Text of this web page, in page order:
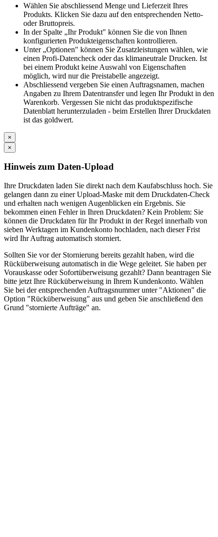
Wählen Sie abschliessend Menge und Lieferzeit Ihres
Produkts. Klicken Sie dazu auf den entsprechenden Netto-
oder Bruttopreis.
In der Spalte „Ihr Produkt" können Sie die von Ihnen
konfigurierten Produkteigenschaften kontrollieren.
Unter „Optionen" können Sie Zusatzleistungen wählen, wie
einen Profi-Datencheck oder das klimaneutrale Drucken. Ist
bei einem Produkt keine Auswahl von Eigenschaften
möglich, wird nur die Preistabelle angezeigt.
Abschliessend vergeben Sie einen Auftragsnamen, machen
Angaben zu Ihrem Datentransfer und legen Ihr Produkt in den
Warenkorb. Vergessen Sie nicht das produktspezifische
Datenblatt herunterzuladen - beim Erstellen Ihrer Druckdaten
ist das goldwert.
×
×
Hinweis zum Daten-Upload
Ihre Druckdaten laden Sie direkt nach dem Kaufabschluss hoch. Sie
gelangen dann zu einer Upload-Maske mit dem Druckdaten-Check
und erhalten nach wenigen Augenblicken ein Ergebnis. Sie
bekommen einen Fehler in Ihren Druckdaten? Kein Problem: Sie
können die Druckdaten für Ihr Produkt in der Regel innerhalb von
sieben Werktagen im Kundenkonto hochladen, nach dieser Frist
wird Ihr Auftrag automatisch storniert.
Sollten Sie vor der Stornierung bereits gezahlt haben, wird die
Rücküberweisung automatisch in die Wege geleitet. Sie haben per
Vorauskasse oder Sofortüberweisung gezahlt? Dann beantragen Sie
bitte jetzt Ihre Rücküberweisung in Ihrem Kundenkonto. Wählen
Sie bei der entsprechenden Auftragsnummer unter "Aktionen" die
Option "Rücküberweisung" aus und geben Sie anschließend den
Grund "stornierte Aufträge" an.